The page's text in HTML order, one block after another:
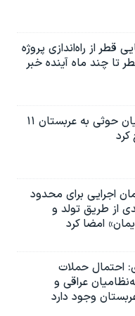
قطر از راه‌اندازی پروژه
تا چند ماه آینده خبر
حمله شورشیان حوثی به عربستان ۱۱
کرد
اجرایی برای محدود
از طریق تولد و
امضا کرد
احتمال حملات
عراقی و
وجود دارد